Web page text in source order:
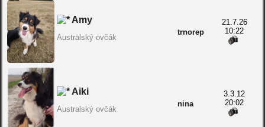
Amy
Australský ovčák
trnorep
21.7.26
10:22
Aiki
Australský ovčák
nina
3.3.12
20:02